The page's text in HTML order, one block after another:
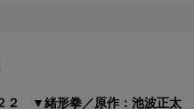
２ ▼緒形拳／原作：池波正太